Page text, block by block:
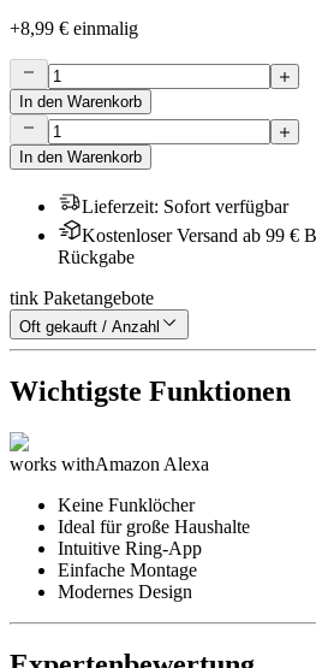
+8,99 € einmalig
In den Warenkorb
In den Warenkorb
Lieferzeit: Sofort verfügbar
Kostenloser Versand ab 99 €
Rückgabe
tink Paketangebote
Oft gekauft / Anzahl
Wichtigste Funktionen
works withAmazon Alexa
Keine Funklöcher
Ideal für große Haushalte
Intuitive Ring-App
Einfache Montage
Modernes Design